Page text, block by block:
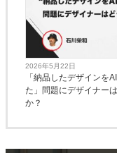
2026年5月22日
「納品したデザインを
た」問題にデザイナー
か？